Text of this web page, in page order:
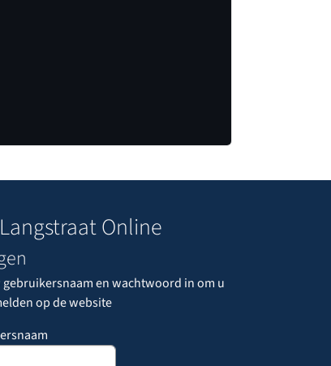
Online
gebruikersnaam en wachtwoord in om u
op de website